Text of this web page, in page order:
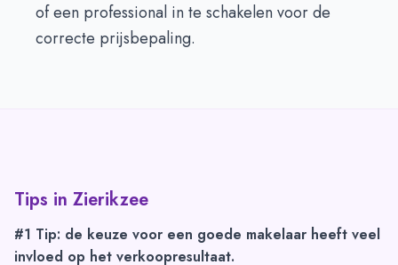
of een professional in te schakelen voor de
correcte prijsbepaling.
Tips in Zierikzee
#1 Tip: de keuze voor een goede makelaar heeft veel
invloed op het verkoopresultaat.